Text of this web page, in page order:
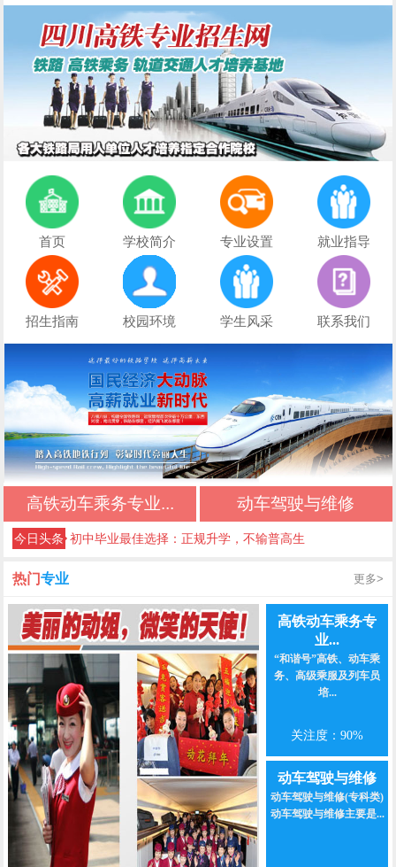
首页 学校简介 专业设置 就业指导
招生指南 校园环境 学生风采 联系我们
高铁动车乘务专业... 动车驾驶与维修
今日头条
初中生择校必看：正规文凭+优质管理+升学保障
初中三年落幕，新的升学旅程从此开启
不想读普高、不想打工？初中生的第三条出路
中考低分初中生专属：稳妥升学，不踩坑
初中毕业最佳选择：正规升学，不输普高生
成都好的公办技校四川五月花技师学院推荐｜应
铁乘务专业
成都好的公办技校四川五月花技师学院推荐｜铁
路运输专业
成都好的公办技校四川五月花技师学院推荐｜铁
道检修专业
成都好的公办技校四川五月花技师学院推荐｜计
算机应用技术专业
热门专业 更多>
高铁动车乘务专
业...
“和谐号”高铁、动车乘
务、高级乘服及列车员
培...
关注度：90%
动车驾驶与维修
动车驾驶与维修(专科类)
动车驾驶与维修主要是...